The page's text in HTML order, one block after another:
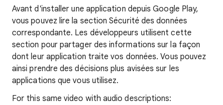
Avant d'installer une application depuis Google Play,
vous pouvez lire la section Sécurité des données
correspondante. Les développeurs utilisent cette
section pour partager des informations sur la façon
dont leur application traite vos données. Vous pouvez
ainsi prendre des décisions plus avisées sur les
applications que vous utilisez.
For this same video with audio descriptions: